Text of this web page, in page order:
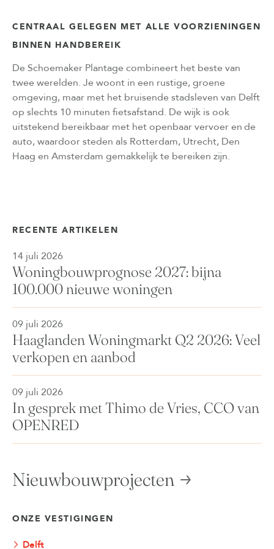
CENTRAAL GELEGEN MET ALLE VOORZIENINGEN
BINNEN HANDBEREIK
De Schoemaker Plantage combineert het beste van
twee werelden. Je woont in een rustige, groene
omgeving, maar met het bruisende stadsleven van Delft
op slechts 10 minuten fietsafstand. De wijk is ook
uitstekend bereikbaar met het openbaar vervoer en de
auto, waardoor steden als Rotterdam, Utrecht, Den
Haag en Amsterdam gemakkelijk te bereiken zijn.
RECENTE ARTIKELEN
14 juli 2026
Woningbouwprognose 2027: bijna
100.000 nieuwe woningen
09 juli 2026
Haaglanden Woningmarkt Q2 2026: Veel
verkopen en aanbod
09 juli 2026
In gesprek met Thimo de Vries, CCO van
OPENRED
Nieuwbouwprojecten
ONZE VESTIGINGEN
Delft